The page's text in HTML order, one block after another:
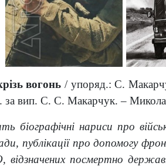
вогонь / упоряд.: С.
за вип. С. С. Макарчук. –
біографічні нариси про
публікації про допомогу
відзначених посмертно